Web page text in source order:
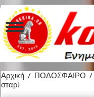
Αρχική / ΠΟΔΟΣΦΑΙΡΟ /
σταρ!